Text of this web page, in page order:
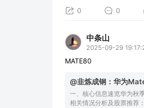
0 0
中条山
2025-09-29
MATE80
@韭炼成钢：华为
一、核心信息速览华为秋
相关情况分析及股票推荐